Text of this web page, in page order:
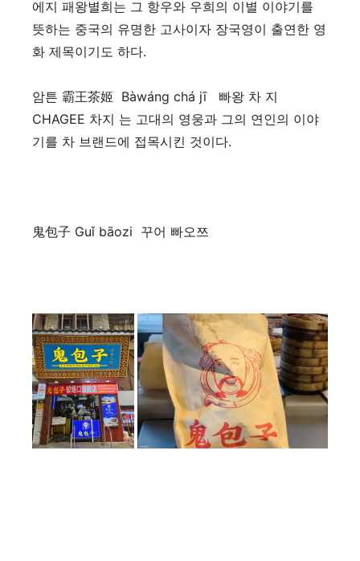
에지 패왕별희는 그 항우와 우희의 이별 이야기를
뜻하는 중국의 유명한 고사이자 장국영이 출연한 영
화 제목이기도 하다.
암튼 霸王茶姬 Bàwáng chá jī 빠왕 차 지
CHAGEE 차지 는 고대의 영웅과 그의 연인의 이야
기를 차 브랜드에 접목시킨 것이다.
鬼包子 Guǐ bāozi 꾸어 빠오쯔